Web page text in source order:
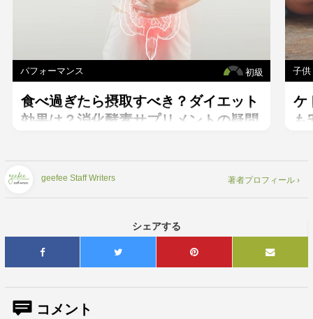
初級
パフォーマンス
食べ過ぎたら摂取すべき？ダイエット
効果は？消化酵素サプリメントの疑問
子供
ケ
geefee Staff Writers 著者プロフィール ›
シェアする
コメント